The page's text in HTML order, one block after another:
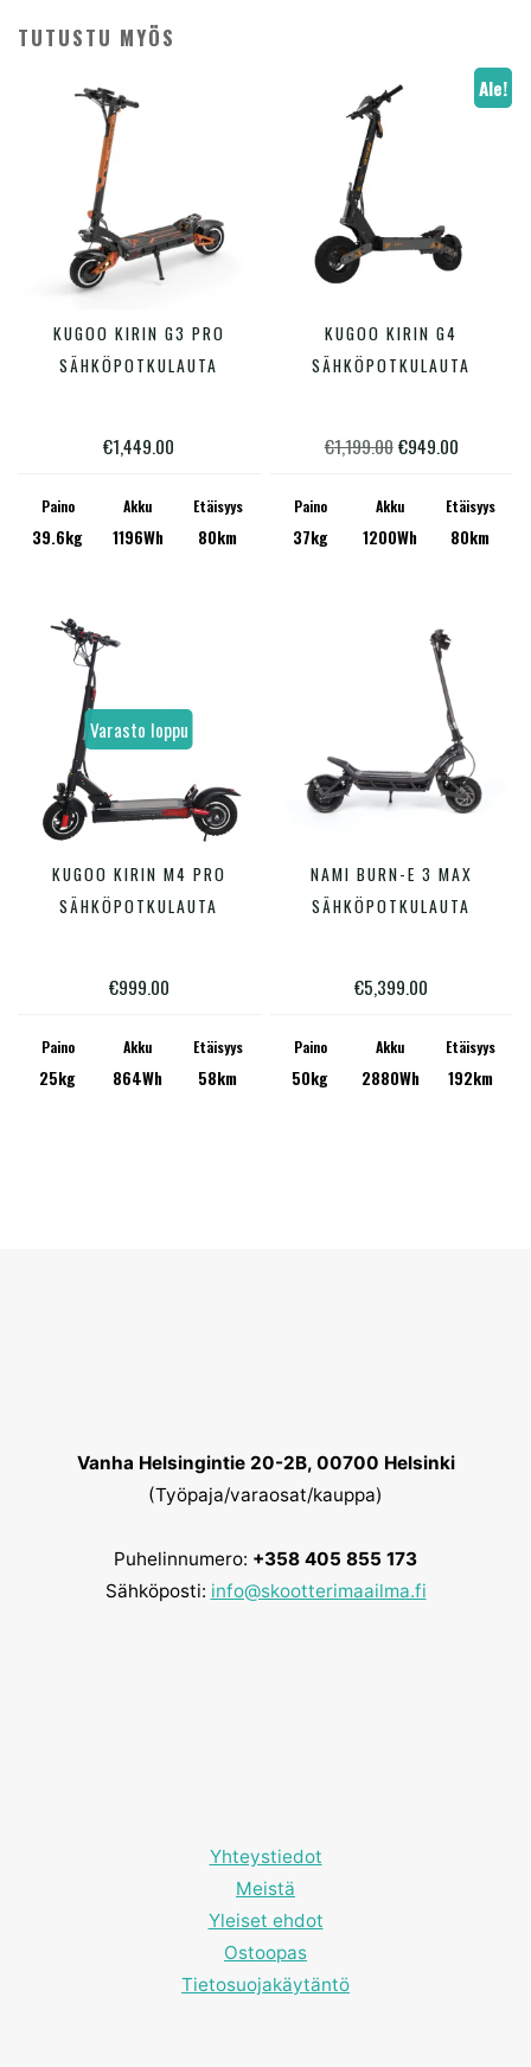
TUTUSTU MYÖS
LISÄÄ OSTOSKORIIN
KUGOO KIRIN G3 PRO
SÄHKÖPOTKULAUTA
€1,449.00
Paino
39.6kg
Akku
1196Wh
Etäisyys
80km
Ale!
LISÄÄ OSTOSKORIIN
KUGOO KIRIN G4
SÄHKÖPOTKULAUTA
€1,199.00Alkuperäinen
oli:
€1,199.00.
€949.00Nykyinen
on:
€949.00.
Paino
37kg
Akku
1200Wh
Etäisyys
80km
Varasto loppu
LUE LISÄÄ
KUGOO KIRIN M4 PRO
SÄHKÖPOTKULAUTA
€999.00
Paino
25kg
Akku
864Wh
Etäisyys
58km
LISÄÄ OSTOSKORIIN
NAMI BURN-E 3 MAX
SÄHKÖPOTKULAUTA
€5,399.00
Paino
50kg
Akku
2880Wh
Etäisyys
192km
Vanha Helsingintie 20-2B, 00700 Helsinki
(Työpaja/varaosat/kauppa)
Puhelinnumero: +358 405 855 173
Sähköposti: info@skootterimaailma.fi
Yhteystiedot
Meistä
Yleiset ehdot
Ostoopas
Tietosuojakäytäntö